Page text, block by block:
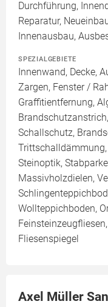
Durchführung,
Reparatur,
Innenausbau,
SPEZIALGEBIETE
Innenwand, Decke,
Zargen, Fenster /
Graffitientfernung,
Schallschutz,
Steinoptik,
Massivholzdielen,
Wollteppichboden,
Fliesenspiegel
Axel Müller